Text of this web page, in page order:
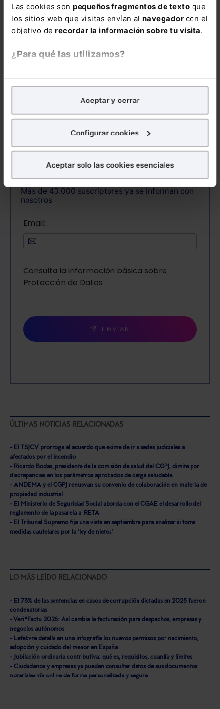
Las cookies son pequeños fragmentos de texto que
los sitios web que visitas envían al navegador con el
objetivo de recordar la información sobre tu visita.
¿Para qué las utilizamos?
analíticospara tratar demejorar tu experienciaen
nuestra página web. También con fines publicitarios,
para poder mostrarte publicidad y contenidos de tu
¿Qué puedes hacer?
en la web sea óptima
Puedesaceptar solo las esenciales
También puedes
seleccionar solo aquellas que quieras permitir en tu
navegador. Si no seleccionas ninguna utilizaremos
Saber más acerca de las cookies
Aceptar y cerrar
Configurar cookies
Aceptar solo las cookies esenciales
COMENTAR
Suscríbete ya a la alerta Sector
jurídico
Más de 40.000 suscriptores ya se informan con
nosotros
Email:
Consulta la información básica sobre
Protección de Datos
ENVIAR
ÚLTIMAS NOTICIAS RELACIONADAS
- El TSJCV prorroga el acuerdo que exime de ir a sedes judiciales a
afectados por el incendio
- Ricardo Bodas, presidente de la comisión de salud del CGPJ, dimite por
discrepancias en los parámetros aprobados de carga saludable
- ANDEMA y el CGPJ renuevan su convenio de colaboración en materia de
propiedad industrial
- El Ministerio de Seguridad Social aborda con el CGAE el desarrollo del
reglamento de la pasarela al RETA
- El Tribunal Supremo fija una vista en septiembre para analizar si toma
medidas cautelares por la 'ley de nietos'
LO MÁS LEÍDO RELACIONADO
- El 73% de las sentencias en casos de corrupción dictadas en 2025 fueron
condenatorias
- Veri*Factu 2026: Así cambia la facturación para despachos, empresas y
negocios autónomos
- Lefebvre detalla en una infografía los nuevos permisos por nacimiento,
adopción y cuidado del menor en España
- Jubilación ordinaria contributiva: qué es, requisitos, cuantía y límites
- Ciudadanos y empresas ya pueden consultar datos de sus documentos
notariales vía online de forma personalizada y segura